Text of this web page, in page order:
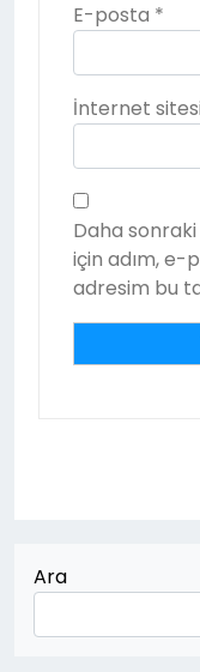
E-posta *
İnternet sitesi
Daha sonraki
için adım, e-
adresim bu
Ara